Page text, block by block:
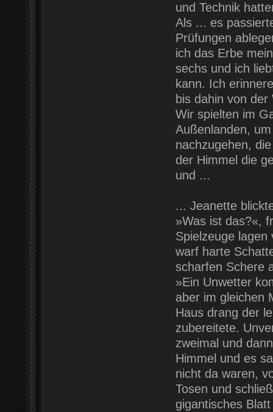
und Technik
Als ... es
Prüfungen
ich das Erbe
sechs und ich
kann. Ich
bis dahin von
Wir spielten im
Außenlanden,
nachzugehen,
der Himmel die
und ...
... Jeanette
»Was ist das?«,
Spielzeuge
warf harte
scharfen Schere
»Ein Unwetter
aber im gleichen
Haus drang der
zubereitete.
zweimal und
Himmel und es
nicht da waren,
Tosen und
gigantisches